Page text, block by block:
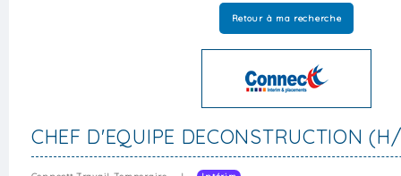
Retour à ma recherche
CHEF D'EQUIPE DECONSTRUCTION